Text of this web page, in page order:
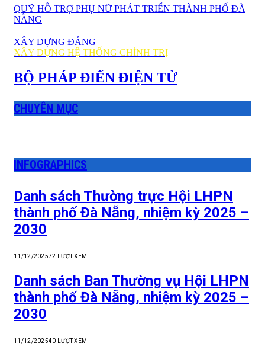
QUỸ HỖ TRỢ PHỤ NỮ PHÁT TRIỂN THÀNH PHỐ ĐÀ
NẴNG
XÂY DỰNG ĐẢNG
XÂY DỰNG HỆ THỐNG CHÍNH TRỊ
BỘ PHÁP ĐIỂN ĐIỆN TỬ
CHUYÊN MỤC
INFOGRAPHICS
Danh sách Thường trực Hội LHPN
thành phố Đà Nẵng, nhiệm kỳ 2025 –
2030
11/12/202572 LƯỢT XEM
Danh sách Ban Thường vụ Hội LHPN
thành phố Đà Nẵng, nhiệm kỳ 2025 –
2030
11/12/202540 LƯỢT XEM